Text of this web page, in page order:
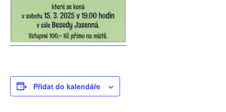
Přidat do kalendáře